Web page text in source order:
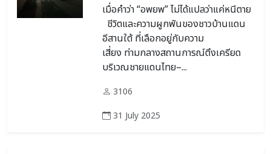
เมื่อคำว่า “อพยพ” ไม่ได้แปลว่าแค่หนีตาย
ชีวิตและความผูกพันของชาวบ้านแดน
อีสานใต้ ที่เลือกอยู่กับความ
เสี่ยง ท่ามกลางสถานการณ์ตึงเครียด
บริเวณชายแดนไทย–...
3106
31 July 2025